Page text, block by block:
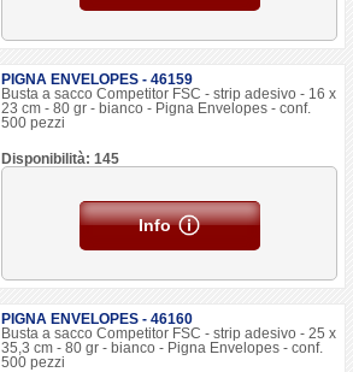
PIGNA ENVELOPES - 46159
Busta a sacco Competitor FSC - strip adesivo - 16 x
23 cm - 80 gr - bianco - Pigna Envelopes - conf.
500 pezzi
Disponibilità: 145
Info
PIGNA ENVELOPES - 46160
Busta a sacco Competitor FSC - strip adesivo - 25 x
35,3 cm - 80 gr - bianco - Pigna Envelopes - conf.
500 pezzi